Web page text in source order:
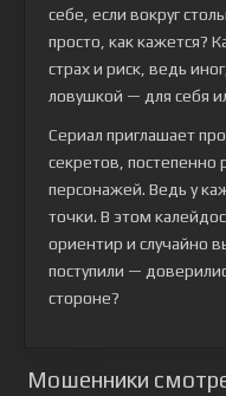
себе, если вокруг
просто, как кажется?
страх и риск, ведь
ловушкой — для себя
Сериал приглашает
секретов, постепенно
персонажей. Ведь у
точки. В этом
ориентир и случайно
поступили —
стороне?
Мошенники